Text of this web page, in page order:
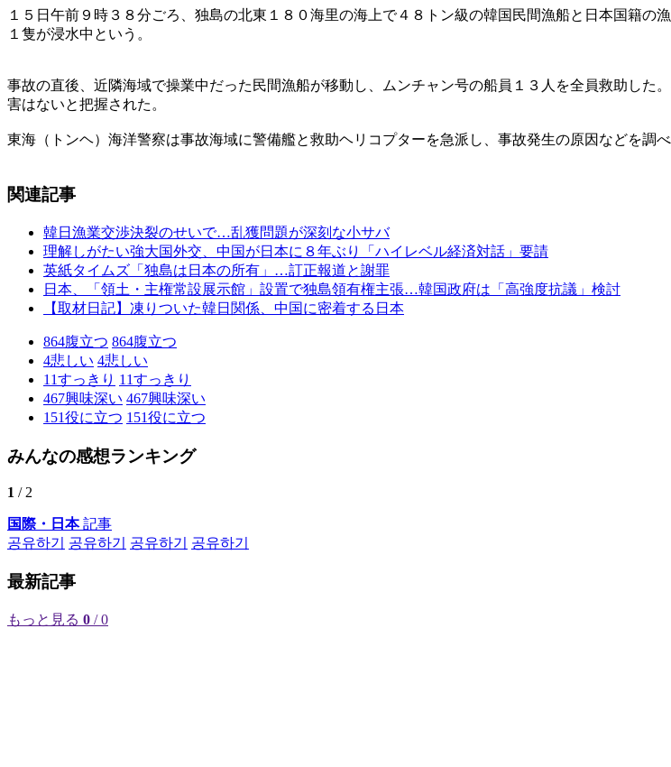
１５日午前９時３８分ごろ、独島の北東１８０海里の海上で４８トン級の韓国民間漁船と日本国籍の
１隻が浸水中という。
事故の直後、近隣海域で操業中だった民間漁船が移動し、ムンチャン号の船員１３人を全員救助し
害はないと把握された。
東海（トンヘ）海洋警察は事故海域に警備艦と救助ヘリコプターを急派し、事故発生の原因などを調
関連記事
韓日漁業交渉決裂のせいで…乱獲問題が深刻な小サバ
理解しがたい強大国外交、中国が日本に８年ぶり「ハイレベル経済対話」要請
英紙タイムズ「独島は日本の所有」…訂正報道と謝罪
日本、「領土・主権常設展示館」設置で独島領有権主張…韓国政府は「高強度抗議」検討
【取材日記】凍りついた韓日関係、中国に密着する日本
864腹立つ 864腹立つ
4悲しい 4悲しい
11すっきり 11すっきり
467興味深い 467興味深い
151役に立つ 151役に立つ
みんなの感想ランキング
1 / 2
国際・日本記事
공유하기
공유하기 공유하기 공유하기
最新記事
もっと見る 0 / 0